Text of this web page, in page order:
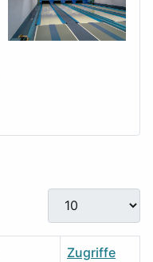
Anzeige #
Zugriffe